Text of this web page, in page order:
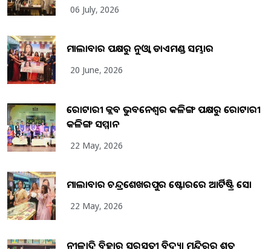
06 July, 2026
ମାଲାବାର ପକ୍ଷରୁ ନୁଓ୍ବା ଡାଏମଣ୍ଡ ସମ୍ଭାର
20 June, 2026
ରୋଟାରୀ କ୍ଲବ ଭୁବନେଶ୍ୱର କଳିଙ୍ଗ ପକ୍ଷରୁ ରୋଟାରୀ
କଳିଙ୍ଗ ସମ୍ମାନ
22 May, 2026
ମାଲାବାର ଚନ୍ଦ୍ରଶେଖରପୁର ଷ୍ଟୋରରେ ଆର୍ଟିଷ୍ଟ୍ରି ସୋ
22 May, 2026
ନୀଳାଦ୍ରି ବିହାର ସରସ୍ୱତୀ ବିଦ୍ୟା ମନ୍ଦିରର ଶତ